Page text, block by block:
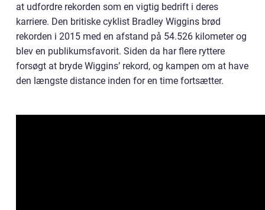
at udfordre rekorden som en vigtig bedrift i deres
karriere. Den britiske cyklist Bradley Wiggins brød
rekorden i 2015 med en afstand på 54.526 kilometer og
blev en publikumsfavorit. Siden da har flere ryttere
forsøgt at bryde Wiggins’ rekord, og kampen om at have
den længste distance inden for en time fortsætter.